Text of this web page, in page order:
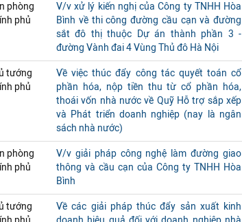
phòng
phủ
V/v xử lý kiến nghị của Công ty TNHH Hòa
Bình về thi công đường cầu cạn và đường
sắt đô thị thuộc Dự án thành phần 3 -
đường Vành đai 4 Vùng Thủ đô Hà Nội
tướng
phủ
Về việc thúc đẩy công tác quyết toán cổ
phần hóa, nộp tiền thu từ cổ phần hóa,
thoái vốn nhà nước về Quỹ Hỗ trợ sắp xếp
và Phát triển doanh nghiệp (nay là ngân
sách nhà nước)
phòng
phủ
V/v giải pháp công nghệ làm đường giao
thông và cầu cạn của Công ty TNHH Hòa
Bình
tướng
Về các giải pháp thúc đẩy sản xuất kinh